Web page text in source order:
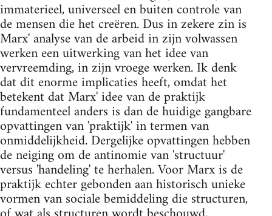
immaterieel, universeel en buiten controle van
de mensen die het creëren. Dus in zekere zin is
Marx' analyse van de arbeid in zijn volwassen
werken een uitwerking van het idee van
vervreemding, in zijn vroege werken. Ik denk
dat dit enorme implicaties heeft, omdat het
betekent dat Marx' idee van de praktijk
fundamenteel anders is dan de huidige gangbare
opvattingen van 'praktijk' in termen van
onmiddelijkheid. Dergelijke opvattingen hebben
de neiging om de antinomie van 'structuur'
versus 'handeling' te herhalen. Voor Marx is de
praktijk echter gebonden aan historisch unieke
vormen van sociale bemiddeling die structuren,